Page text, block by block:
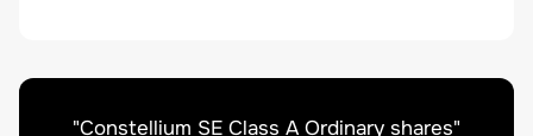
"Constellium SE Class A Ordinary shares"